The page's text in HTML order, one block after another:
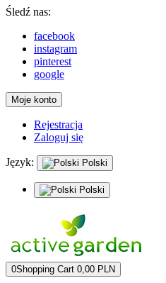
Śledź nas:
facebook
instagram
pinterest
google
Moje konto
Rejestracja
Zaloguj się
Język: Polski
Polski
0Shopping Cart 0,00 PLN